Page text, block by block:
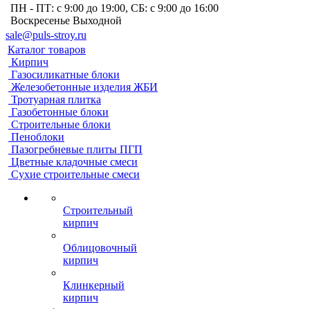
ПН - ПТ: с 9:00 до 19:00, СБ: с 9:00 до 16:00
Воскресенье Выходной
sale@puls-stroy.ru
Каталог товаров
Кирпич
Газосиликатные блоки
Железобетонные изделия ЖБИ
Тротуарная плитка
Газобетонные блоки
Строительные блоки
Пеноблоки
Пазогребневые плиты ПГП
Цветные кладочные смеси
Сухие строительные смеси
Строительный
кирпич
Облицовочный
кирпич
Клинкерный
кирпич